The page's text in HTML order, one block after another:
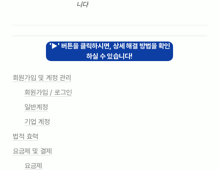
니다
'▶' 버튼을 클릭하시면, 상세 해결 방법을 확인
하실 수 있습니다!
회원가입 및 계정 관리
회원가입 / 로그인
일반계정
기업 계정
법적 효력
요금제 및 결제
요금제